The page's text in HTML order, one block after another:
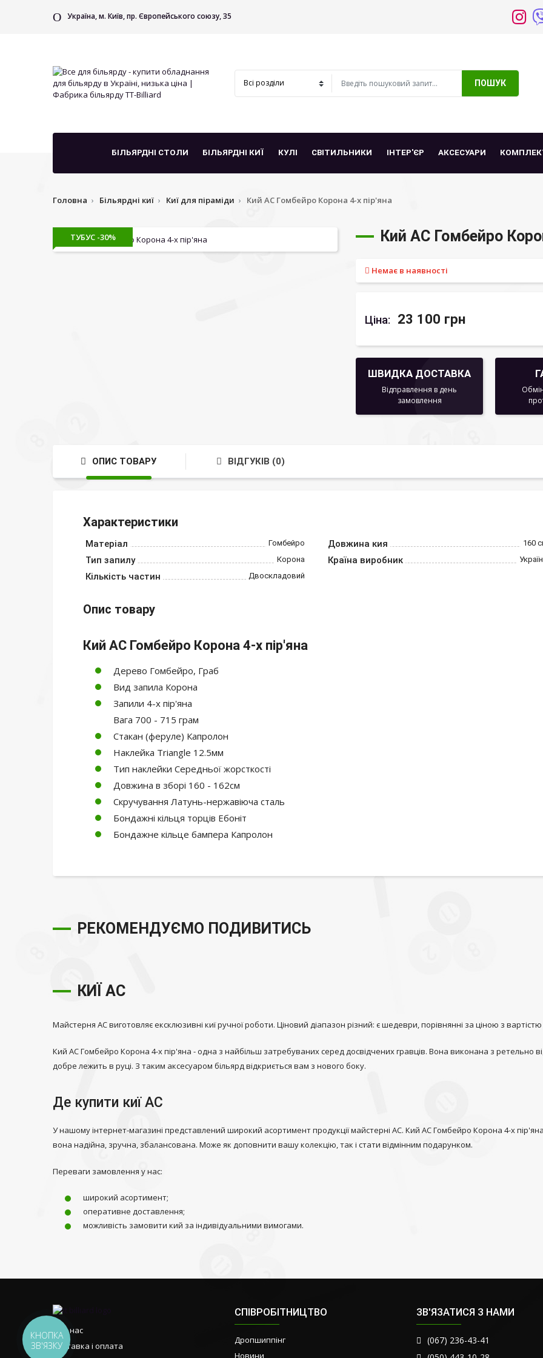
Україна, м. Київ, пр. Європейського союзу, 35
ПОШУК
БІЛЬЯРДНІ СТОЛИ БІЛЬЯРДНІ КИЇ КУЛІ СВІТИЛЬНИКИ ІНТЕР'ЄР АКСЕСУАРИ
Головна Більярдні киї Киї для піраміди Кий АС Гомбейро Корона 4-х пір'яна
ТУБУС -30% Кий АС Гомбейро
Немає в наявності
Ціна: 23 100 грн
ШВИДКА ДОСТАВКА
Відправлення в день
замовлення
ОПИС ТОВАРУ ВІДГУКІВ (0)
Характеристики
Матеріал Гомбейро
Тип запилу Корона
Кількість частин Двоскладовий
Довжина кия 160
Країна виробник
Опис товару
Кий АС Гомбейро Корона 4-х пір'яна
Дерево Гомбейро, Граб
Вид запила Корона
Запили 4-х пір'яна
Вага 700 - 715 грам
Стакан (феруле) Капролон
Наклейка Triangle 12.5мм
Тип наклейки Середньої жорсткості
Довжина в зборі 160 - 162см
Скручування Латунь-нержавіюча сталь
Бондажні кільця торців Ебоніт
Бондажне кільце бампера Капролон
РЕКОМЕНДУЄМО ПОДИВИТИСЬ
КИЇ АС
Майстерня АС виготовляє ексклюзивні киї ручної роботи. Ціновий діапазон різний: є шедеври, порівнянні за ціною з
Кий АС Гомбейро Корона 4-х пір'яна - одна з найбільш затребуваних серед досвідчених гравців. Вона виконана з ретельно
добре лежить в руці. З таким аксесуаром більярд відкриється вам з нового боку.
Де купити киї АС
У нашому інтернет-магазині представлений широкий асортимент продукції майстерні АС. Кий АС Гомбейро Корона 4-х
вона надійна, зручна, збалансована. Може як доповнити вашу колекцію, так і стати відмінним подарунком.
Переваги замовлення у нас:
широкий асортимент;
оперативне доставлення;
можливість замовити кий за індивідуальними вимогами.
Про нас
Доставка і оплата
СПІВРОБІТНИЦТВО
Дропшиппінг
Новини
ЗВ'ЯЗАТИСЯ З НАМИ
(067) 236-43-41
КНОПКА
ЗВ'ЯЗКУ